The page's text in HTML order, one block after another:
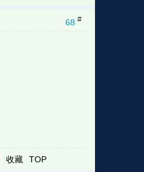
68 #
收藏 TOP